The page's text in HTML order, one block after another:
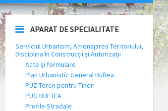
APARAT DE SPECIALITATE
Serviciul Urbanism, Amenajarea Teritoriului,
Disciplina în Construcții și Autorizații
Acte și formulare
Plan Urbanistic General Buftea
PUZ Teren pentru Tineri
PUG BUFTEA
Profile Stradale